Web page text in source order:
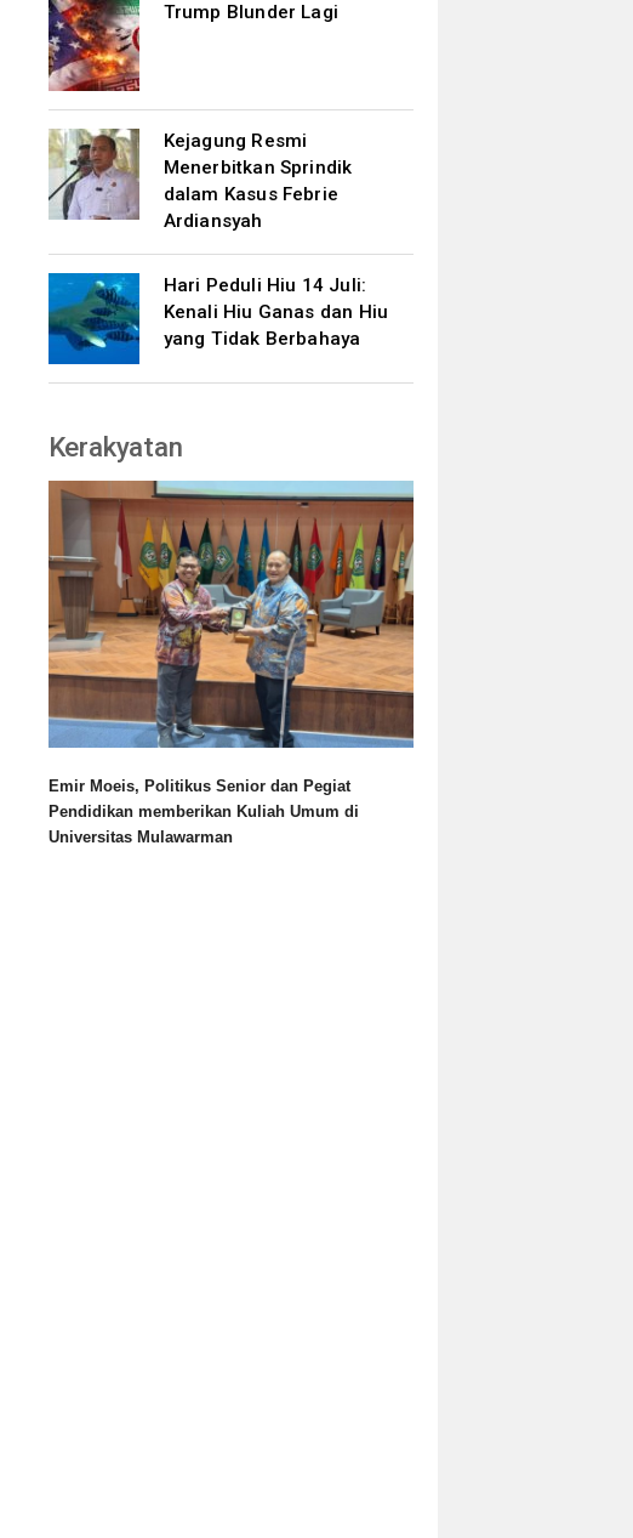
Trump Blunder Lagi
Kejagung Resmi
Menerbitkan Sprindik
dalam Kasus Febrie
Ardiansyah
Hari Peduli Hiu 14 Juli:
Kenali Hiu Ganas dan Hiu
yang Tidak Berbahaya
Kerakyatan
Emir Moeis, Politikus Senior dan Pegiat
Pendidikan memberikan Kuliah Umum di
Universitas Mulawarman